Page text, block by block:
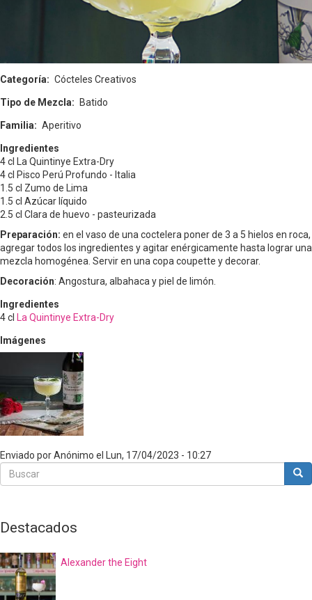
Categoría Cócteles Creativos
Tipo de Mezcla Batido
Familia Aperitivo
Ingredientes
4 cl La Quintinye Extra-Dry
4 cl Pisco Perú Profundo - Italia
1.5 cl Zumo de Lima
1.5 cl Azúcar líquido
2.5 cl Clara de huevo - pasteurizada
Preparación: en el vaso de una coctelera poner de 3 a 5 hielos en roca,
agregar todos los ingredientes y agitar enérgicamente hasta lograr una
mezcla homogénea. Servir en una copa coupette y decorar.
Decoración: Angostura, albahaca y piel de limón.
Ingredientes
4cl La Quintinye Extra-Dry
Imágenes
Enviado porAnónimo el Lun, 17/04/2023 - 10:27
Buscar
Buscar
Destacados
Alexander the Eight